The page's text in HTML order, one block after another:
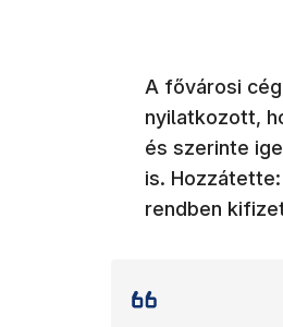
A fővárosi
nyilatkozott,
és szerinte
is.
rendben